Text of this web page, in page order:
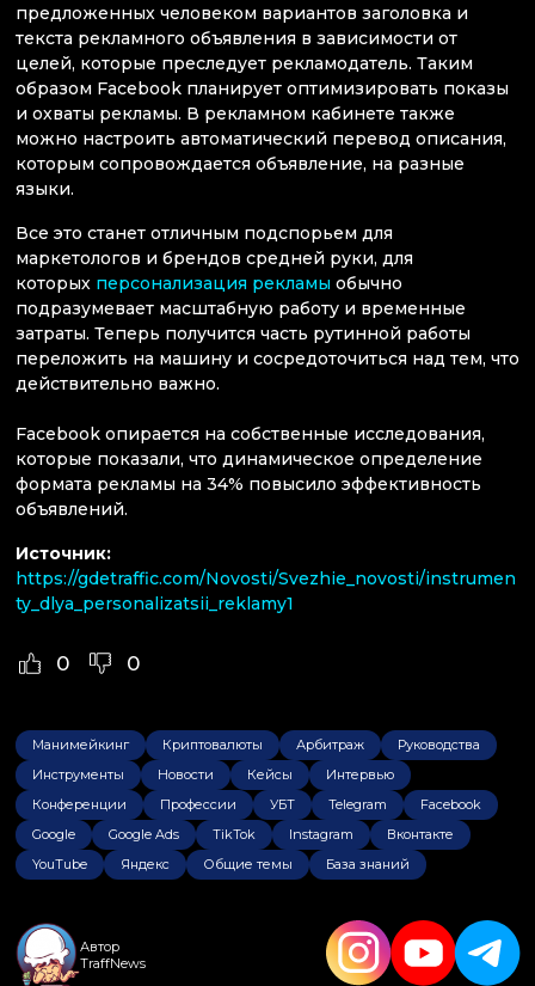
предложенных человеком вариантов заголовка и
текста рекламного объявления в зависимости от
целей, которые преследует рекламодатель. Таким
образом Facebook планирует оптимизировать показы
и охваты рекламы. В рекламном кабинете также
можно настроить автоматический перевод описания,
которым сопровождается объявление, на разные
языки.
Все это станет отличным подспорьем для
маркетологов и брендов средней руки, для
которых персонализация рекламы обычно
подразумевает масштабную работу и временные
затраты. Теперь получится часть рутинной работы
переложить на машину и сосредоточиться над тем, что
действительно важно.
Facebook опирается на собственные исследования,
которые показали, что динамическое определение
формата рекламы на 34% повысило эффективность
объявлений.
Источник:
https://gdetraffic.com/Novosti/Svezhie_novosti/instrumen
ty_dlya_personalizatsii_reklamy1
0 0
Манимейкинг Криптовалюты Арбитраж
Руководства
Инструменты
Новости Кейсы
Интервью
Конференции
Профессии УБТ Telegram
Facebook
Google
Google Ads TikTok Instagram
Вконтакте
YouTube
Яндекс Общие темы База знаний
Автор
TraffNews